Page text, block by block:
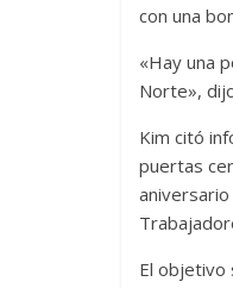
con una
«Hay una
Norte»,
Kim citó
puertas
El objetivo